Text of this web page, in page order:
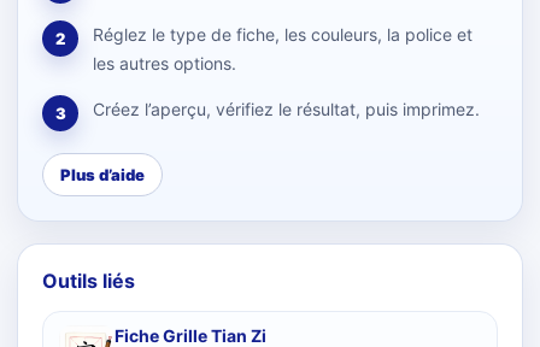
2
Réglez le type de fiche, les couleurs, la police et
les autres options.
3 Créez l’aperçu, vérifiez le résultat, puis imprimez.
Plus d’aide
Outils liés
Fiche Grille Tian Zi